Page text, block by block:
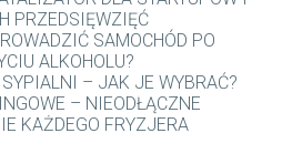
PRZEDSIĘWZIĘĆ
SAMOCHÓD PO
ALKOHOLU?
– JAK JE WYBRAĆ?
– NIEODŁĄCZNE
KAŻDEGO FRYZJERA